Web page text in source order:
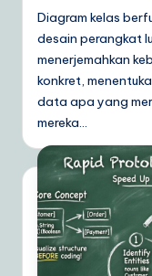
Diagram kelas
desain perangkat
menerjemahkan
konkret,
data apa yang
mereka…